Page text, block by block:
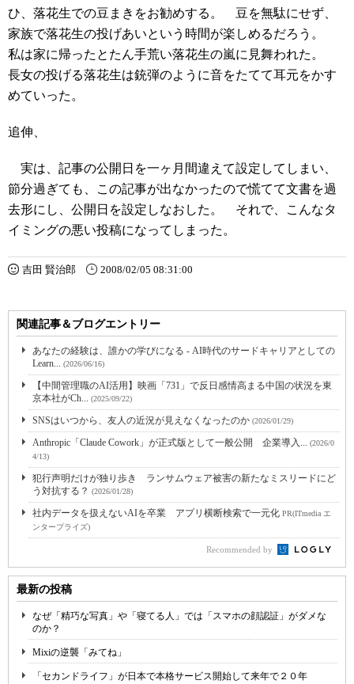
ひ、落花生での豆まきをお勧めする。 豆を無駄にせず、
家族で落花生の投げあいという時間が楽しめるだろう。
私は家に帰ったとたん手荒い落花生の嵐に見舞われた。
長女の投げる落花生は銃弾のように音をたてて耳元をかす
めていった。
追伸、
実は、記事の公開日を一ヶ月間違えて設定してしまい、
節分過ぎても、この記事が出なかったので慌てて文書を過
去形にし、公開日を設定しなおした。 それで、こんなタ
イミングの悪い投稿になってしまった。
吉田 賢治郎 2008/02/05 08:31:00
関連記事＆ブログエントリー
あなたの経験は、誰かの学びになる - AI時代のサードキャリアとしての
Learn... (2026/06/16)
【中間管理職のAI活用】映画「731」で反日感情高まる中国の状況を東
京本社がCh... (2025/09/22)
SNSはいつから、友人の近況が見えなくなったのか (2026/01/29)
Anthropic「Claude Cowork」が正式版として一般公開 企業導入... (2026/0
4/13)
犯行声明だけが独り歩き ランサムウェア被害の新たなミスリードにど
う対抗する？ (2026/01/28)
社内データを扱えないAIを卒業 アプリ横断検索で一元化 PR(ITmedia エ
ンタープライズ)
Recommended by
最新の投稿
なぜ「精巧な写真」や「寝てる人」では「スマホの顔認証」がダメな
のか？
Mixiの逆襲「みてね」
「セカンドライフ」が日本で本格サービス開始して来年で２０年